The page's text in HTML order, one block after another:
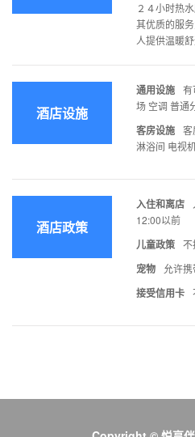
２４小时热
其优质的服
人提供温暖舒
酒店设施
通用设施 有
场 空调 普通
客房设施 客
淋浴间 电视
酒店政策
入住和离店
12:00以前
儿童政策 不
宠物 允许携
接受信用卡